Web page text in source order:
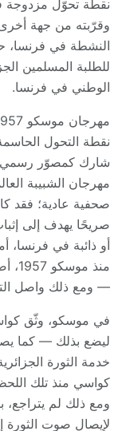
نقطة تحوّل مزدوجة
وقرّبته من جهة أخرى
للطلبة المسلمين
الوطني في فرنسا.
مهرجان موسكو 1957: اللحظة التي وُلد فيها “مصوّر الثورة”
شارك كمصوّر رسمي
مهرجان الشبيبة
صحفية عادية؛ فقد
صريحًا يهدف إلى
أو ذائبة في فرنسا،
منذ
— ومع ذلك واصل
في موسكو، وثّق
ليضع بذلك — كما
خدمة الثورة
كواسي منذ تلك
ومع ذلك لم يتراجع،
لإيصال صوت الثورة